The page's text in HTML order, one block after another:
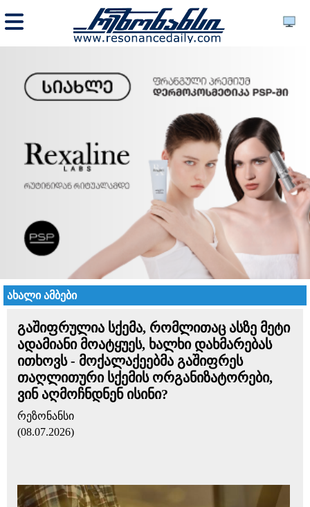
ახალი ამბები
გაშიფრულია სქემა, რომლითაც ასზე მეტი
ადამიანი მოატყუეს, ხალხი დახმარებას
ითხოვს - მოქალაქეებმა გაშიფრეს
თაღლითური სქემის ორგანიზატორები,
ვინ აღმოჩნდნენ ისინი?
რეზონანსი
(08.07.2026)